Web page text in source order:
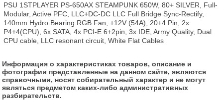
PSU 1STPLAYER PS-650AX STEAMPUNK 650W, 80+ SILVER, Full-
Modular, Active PFC, LLC+DC-DC LLC Full Bridge Sync-Rectify,
140mm Hydro Bearing RGB Fan, +12V (54A), 20+4 Pin, 2x
P4+4(CPU), 6x SATA, 4x PCI-E 6+2pin, 3x IDE, Army Quality, Dual
CPU cable, LLC resonant circuit, White Flat Cables
Информация о характеристиках товаров, описание и
фотографии представленные на данном сайте, являются
справочными, носят собирательный характер и не могут
являться предметом каких-либо административных
разбирательств.